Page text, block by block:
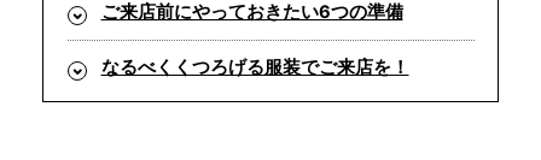
ご来店前にやっておきたい6つの準備
なるべくくつろげる服装でご来店を！